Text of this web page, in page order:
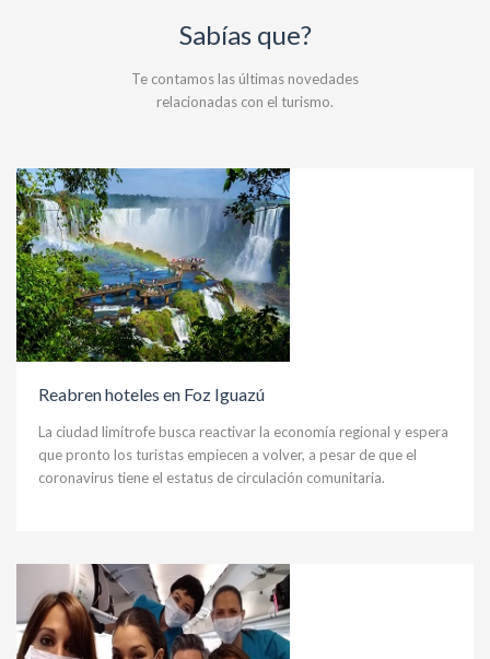
Sabías que?
Te contamos las últimas novedades
relacionadas con el turismo.
Reabren hoteles en Foz Iguazú
La ciudad limítrofe busca reactivar la economía regional y espera
que pronto los turistas empiecen a volver, a pesar de que el
coronavirus tiene el estatus de circulación comunitaria.